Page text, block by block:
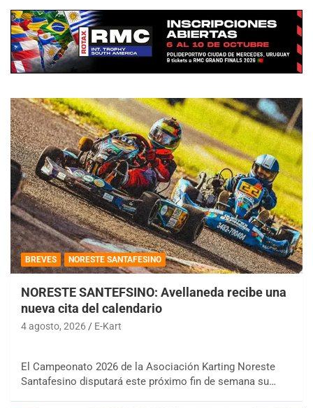
BREVES NORESTE SANTAFESINO
NORESTE SANTEFSINO: Avellaneda recibe una
nueva cita del calendario
4 agosto, 2026 E-Kart
El Campeonato 2026 de la Asociación Karting Noreste
Santafesino disputará este próximo fin de semana su…